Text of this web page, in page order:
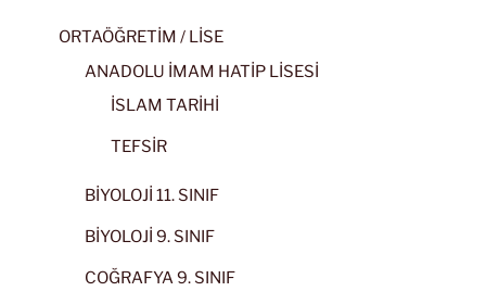
ORTAÖĞRETİM / LİSE
ANADOLU İMAM HATİP LİSESİ
İSLAM TARİHİ
TEFSİR
BİYOLOJİ 11. SINIF
BİYOLOJİ 9. SINIF
COĞRAFYA 9. SINIF